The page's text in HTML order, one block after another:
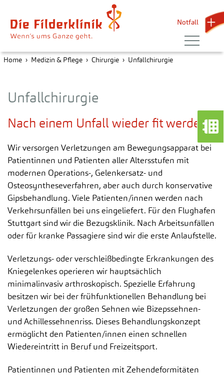
Notfall
Home Medizin & Pflege Chirurgie Unfallchirurgie
Unfallchirurgie
Nach einem Unfall wieder fit werden
Wir versorgen Verletzungen am Bewegungsapparat bei
Patientinnen und Patienten aller Altersstufen mit
modernen Operations-, Gelenkersatz- und
Osteosyntheseverfahren, aber auch durch konservative
Gipsbehandlung. Viele Patienten/innen werden nach
Verkehrsunfällen bei uns eingeliefert. Für den Flughafen
Stuttgart sind wir die Bezugsklinik. Nach Arbeitsunfällen
oder für kranke Passagiere sind wir die erste Anlaufstelle.
Verletzungs- oder verschleißbedingte Erkrankungen des
Kniegelenkes operieren wir hauptsächlich
minimalinvasiv arthroskopisch. Spezielle Erfahrung
besitzen wir bei der frühfunktionellen Behandlung bei
Verletzungen der großen Sehnen wie Bizepssehnen-
und Achillessehnenriss. Dieses Behandlungskonzept
ermöglicht den Patienten/innen einen schnellen
Wiedereintritt in Beruf und Freizeitsport.
Patientinnen und Patienten mit Zehendeformitäten